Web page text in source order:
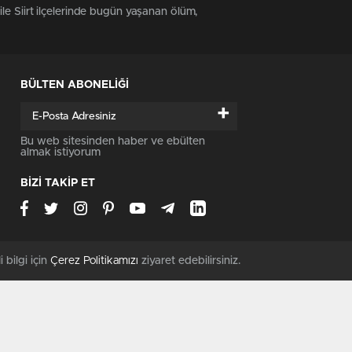
Siirt ilçelerinde bugün yaşanan ölüm,
BÜLTEN ABONELİĞİ
+
Bu web sitesinden haber ve ebülten
almak istiyorum
BİZİ TAKİP ET
bilgi için Çerez Politikamızı ziyaret edebilirsiniz.